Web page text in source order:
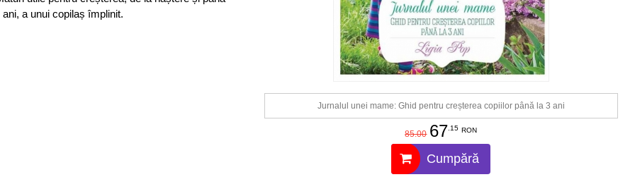
ani, a unui copilaș împlinit.
Jurnalul unei mame: Ghid pentru creșterea copiilor până la 3 ani
85.00 67 .15 RON
Cumpără